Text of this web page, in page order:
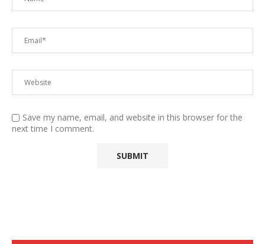
Save my name, email, and website in this browser for the
next time I comment.